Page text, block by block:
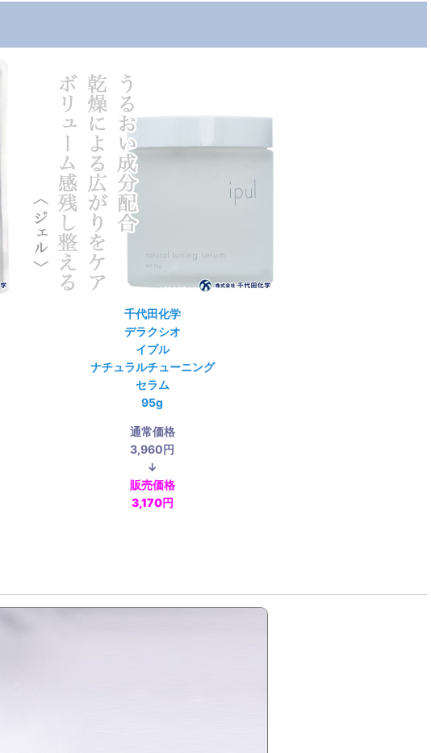
千代田化学
デラクシオ
イプル
ナチュラルチューニング
セラム
95g
通常価格
3,960円
↓
販売価格
3,170円